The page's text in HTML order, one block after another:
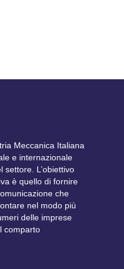
Meccanica Italiana
e internazionale
settore. L’obiettivo
è quello di fornire
che
nel modo più
delle imprese
comparto